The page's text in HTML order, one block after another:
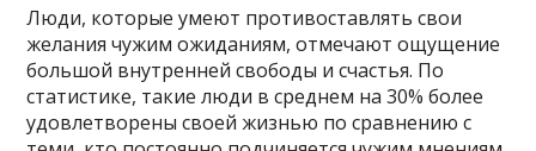
Люди, которые умеют противоставлять свои
желания чужим ожиданиям, отмечают ощущение
большой внутренней свободы и счастья. По
статистике, такие люди в среднем на 30% более
удовлетворены своей жизнью по сравнению с